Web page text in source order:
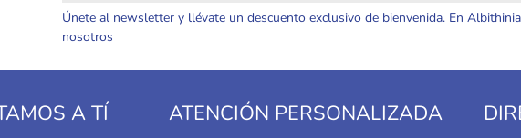
Únete al newsletter y llévate un descuento exclusivo de bienvenida. En
nosotros
A TÍ ATENCIÓN PERSONALIZADA